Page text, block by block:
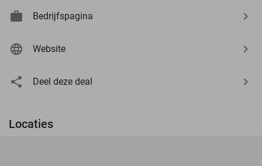
Bedrijfspagina
Website
Deel deze deal
Locaties